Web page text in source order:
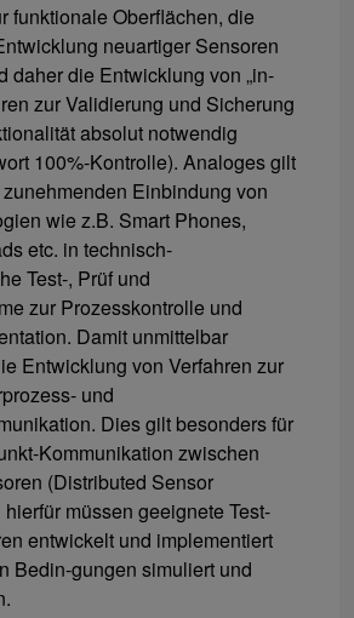
funktionale Oberflächen, die
neuartiger Sensoren
daher die Entwicklung von „in-
zur Validierung und Sicherung
absolut notwendig
100%-Kontrolle). Analoges gilt
Einbindung von
wie z.B. Smart Phones,
etc. in technisch-
Test-, Prüf und
zur Prozesskontrolle und
Damit unmittelbar
Entwicklung von Verfahren zur
und
Dies gilt besonders für
Kommunikation zwischen
(Distributed Sensor
müssen geeignete Test-
entwickelt und implementiert
Bedin-gungen simuliert und